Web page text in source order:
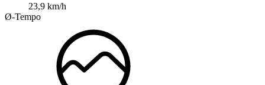
23,9 km/h
Ø-Tempo